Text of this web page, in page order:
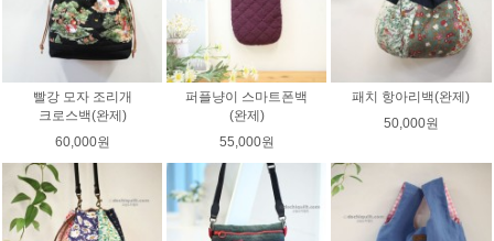
빨강 모자 조리개
크로스백(완제)
60,000원
퍼플냥이 스마트폰백
(완제)
55,000원
패치 항아리백(완제)
50,000원